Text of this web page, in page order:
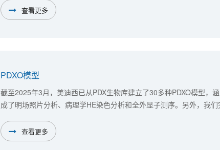
妇科疾病、甲亢及眼部疾病等常见的疾病动物模型，助力药物研发。
查看更多
PDXO模型
截至2025年3月，美迪西已从PDX生物库建立了30多种PDXO模型，
成了明场照片分析、病理学HE染色分析和全外显子测序。另外，我
查看更多